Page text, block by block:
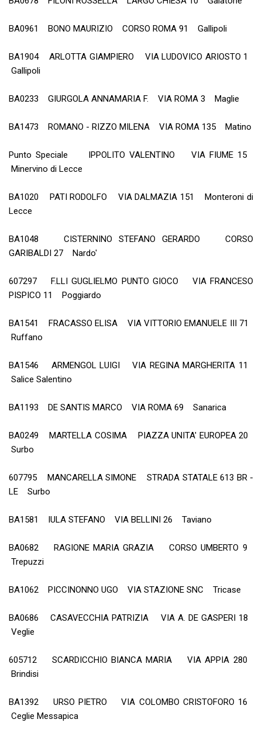
BA0961 BONO MAURIZIO CORSO ROMA 91 Gallipoli
BA1904 ARLOTTA GIAMPIERO VIA LUDOVICO ARIOSTO 1
Gallipoli
BA0233 GIURGOLA ANNAMARIA F. VIA ROMA 3 Maglie
BA1473 ROMANO - RIZZO MILENA VIA ROMA 135 Matino
Punto Speciale IPPOLITO VALENTINO VIA FIUME 15
Minervino di Lecce
BA1020 PATI RODOLFO VIA DALMAZIA 151 Monteroni di
Lecce
BA1048 CISTERNINO STEFANO GERARDO CORSO
GARIBALDI 27 Nardo'
607297 F.LLI GUGLIELMO PUNTO GIOCO VIA FRANCESO
PISPICO 11 Poggiardo
BA1541 FRACASSO ELISA VIA VITTORIO EMANUELE III 71
Ruffano
BA1546 ARMENGOL LUIGI VIA REGINA MARGHERITA 11
Salice Salentino
BA1193 DE SANTIS MARCO VIA ROMA 69 Sanarica
BA0249 MARTELLA COSIMA PIAZZA UNITA' EUROPEA 20
Surbo
607795 MANCARELLA SIMONE STRADA STATALE 613 BR -
LE Surbo
BA1581 IULA STEFANO VIA BELLINI 26 Taviano
BA0682 RAGIONE MARIA GRAZIA CORSO UMBERTO 9
Trepuzzi
BA1062 PICCINONNO UGO VIA STAZIONE SNC Tricase
BA0686 CASAVECCHIA PATRIZIA VIA A. DE GASPERI 18
Veglie
605712 SCARDICCHIO BIANCA MARIA VIA APPIA 280
Brindisi
BA1392 URSO PIETRO VIA COLOMBO CRISTOFORO 16
Ceglie Messapica